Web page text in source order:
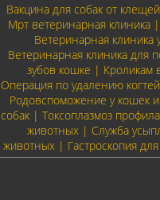
Вакцина для собак от
Мрт ветеринарная клиника
Ветеринарная
Ветеринарная клиника для
зубов кошке | Кроликам
Операция по удалению
Родовспоможение у кошек
собак | Токсоплазмоз
животных | Служба
животных | Гастроскопия